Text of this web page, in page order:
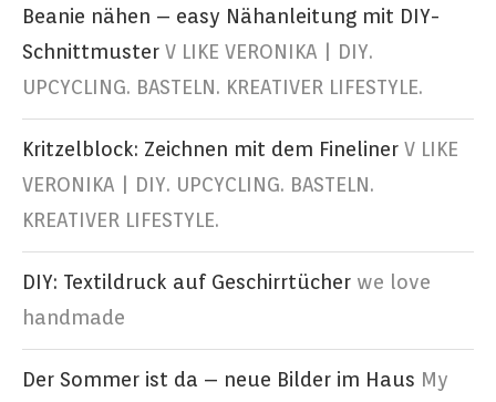
Beanie nähen – easy Nähanleitung mit DIY-
Schnittmuster V LIKE VERONIKA | DIY.
UPCYCLING. BASTELN. KREATIVER LIFESTYLE.
Kritzelblock: Zeichnen mit dem Fineliner V LIKE
VERONIKA | DIY. UPCYCLING. BASTELN.
KREATIVER LIFESTYLE.
DIY: Textildruck auf Geschirrtücher we love
handmade
Der Sommer ist da – neue Bilder im Haus My